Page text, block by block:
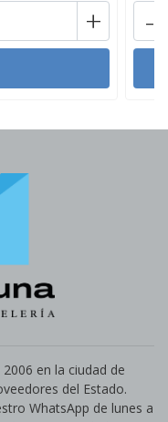
+ -
en la ciudad de
del Estado.
WhatsApp de lunes a